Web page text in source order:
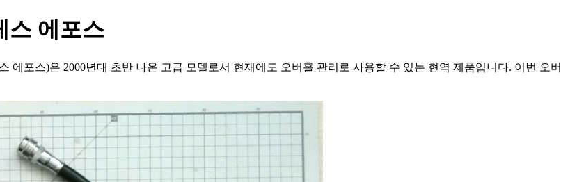
스 에포스
에포스)은 2000년대 초반 나온 고급 모델로서 현재에도 오버홀 관리로 사용할 수 있는 현역 제품입니다. 이번 오버